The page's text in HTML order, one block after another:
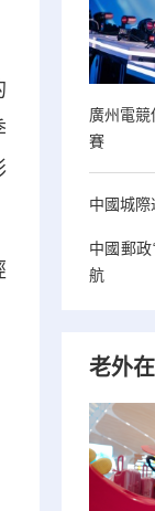
廣州電
賽
中國城
中國郵
航
老外